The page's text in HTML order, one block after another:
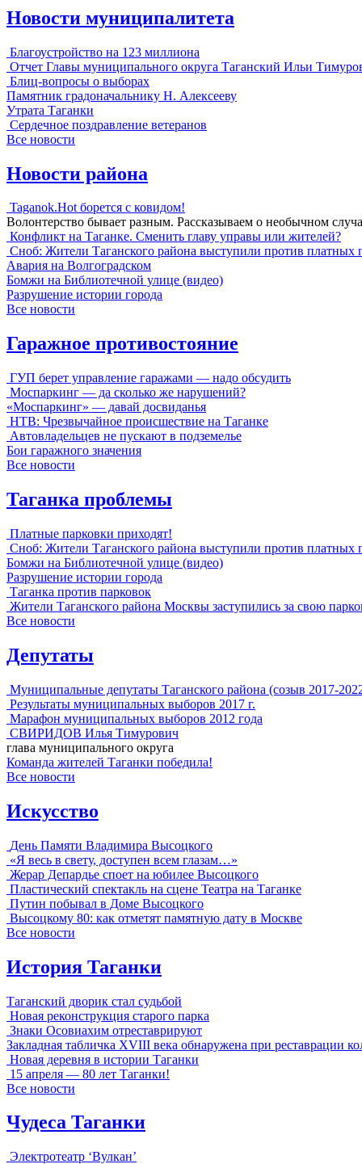
Новости муниципалитета
Благоустройство на 123 миллиона
Отчет Главы муниципального округа Таганский Ильи
Блиц-вопросы о выборах
Памятник градоначальнику Н. Алексееву
Утрата Таганки
Сердечное поздравление ветеранов
Все новости
Новости района
Taganok.Hot борется с ковидом!
Волонтерство бывает разным. Рассказываем о необычном
Конфликт на Таганке. Сменить главу управы или жителей?
Сноб: Жители Таганского района выступили против платных
Авария на Волгоградском
Бомжи на Библиотечной улице (видео)
Разрушение истории города
Все новости
Гаражное противостояние
ГУП берет управление гаражами — надо обсудить
Моспаркинг — да сколько же нарушений?
«Моспаркинг» — давай досвиданья
НТВ: Чрезвычайное происшествие на Таганке
Автовладельцев не пускают в подземелье
Бои гаражного значения
Все новости
Таганка проблемы
Платные парковки приходят!
Сноб: Жители Таганского района выступили против платных
Бомжи на Библиотечной улице (видео)
Разрушение истории города
Таганка против парковок
Жители Таганского района Москвы заступились за свою
Все новости
Депутаты
Муниципальные депутаты Таганского района (созыв 2017-
Результаты муниципальных выборов 2017 г.
Марафон муниципальных выборов 2012 года
СВИРИДОВ Илья Тимурович
глава муниципального округа
Команда жителей Таганки победила!
Все новости
Искусство
День Памяти Владимира Высоцкого
«Я весь в свету, доступен всем глазам…»
Жерар Депардье споет на юбилее Высоцкого
Пластический спектакль на сцене Театра на Таганке
Путин побывал в Доме Высоцкого
Высоцкому 80: как отметят памятную дату в Москве
Все новости
История Таганки
Таганский дворик стал судьбой
Новая реконструкция старого парка
Знаки Осовиахим отреставрируют
Закладная табличка XVIII века обнаружена при реставрации
Новая деревня в истории Таганки
15 апреля — 80 лет Таганки!
Все новости
Чудеса Таганки
Электротеатр ‘Вулкан’